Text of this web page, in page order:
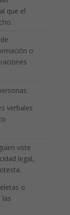
que el
o
verbales
vote
legal,
o
las